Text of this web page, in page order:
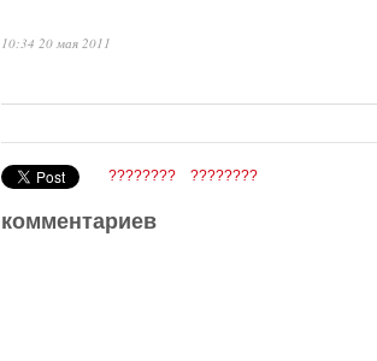
10:34 20 мая 2011
???????? ????????
комментариев